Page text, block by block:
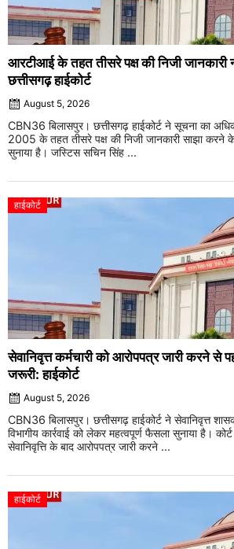
आरटीआई के तहत तीसरे पक्ष की निजी जानकारी
छत्तीसगढ़ हाईकोर्ट
August 5, 2026
CBN36 बिलासपुर। छत्तीसगढ़ हाईकोर्ट ने सूचना का
2005 के तहत तीसरे पक्ष की निजी जानकारी साझा करने
सुनाया है। जस्टिस सचिन सिंह ...
हाईकोर्ट
सेवानिवृत्त कर्मचारी को आरोपपत्र जारी करने से
जरूरी: हाईकोर्ट
August 5, 2026
CBN36 बिलासपुर। छत्तीसगढ़ हाईकोर्ट ने सेवानिवृत्त
विभागीय कार्रवाई को लेकर महत्वपूर्ण फैसला सुनाया है।
सेवानिवृत्ति के बाद आरोपपत्र जारी करने ...
हाईकोर्ट